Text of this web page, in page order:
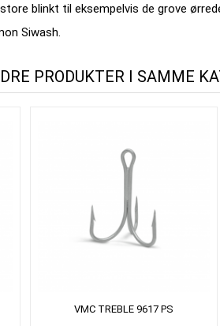
blinkt til eksempelvis de grove
Siwash.
PRODUKTER I SAMME
VMC TREBLE 9617 PS